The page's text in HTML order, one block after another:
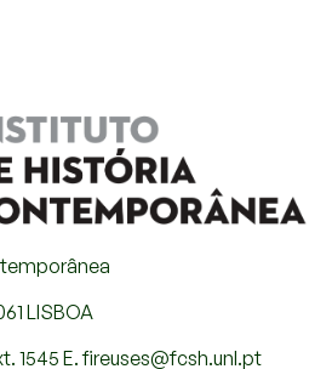
LISBOA
1545 E. fireuses@fcsh.unl.pt